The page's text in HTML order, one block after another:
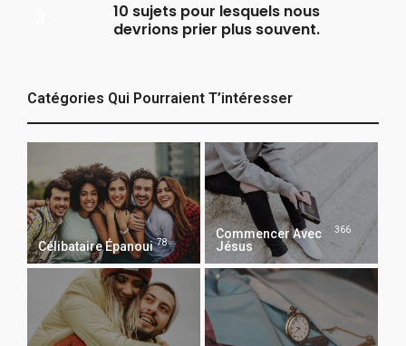
10 sujets pour lesquels nous
devrions prier plus souvent.
Catégories Qui Pourraient T’intéresser
Célibataire Épanoui 78
Commencer Avec
Jésus
366